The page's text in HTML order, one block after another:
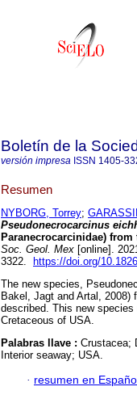
Boletín de la
versión impresa ISSN 1405-
Resumen
NYBORG, Torrey;
Pseudonecrocarcinus
Paranecrocarcinidae) from
Soc. Geol. Mex [online].
3322.
https://doi.org/
The new species,
Bakel, Jagt and Artal, 2008)
described. This new
Cretaceous of USA.
Palabras llave : Crustacea;
Interior seaway; USA.
· resumen en